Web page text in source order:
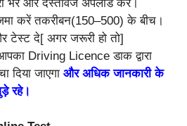
भरे और दस्तावेज अपलोड करें।
करें तकरीबन(150–500) के बीच।
टेस्ट दे[ अगर जरूरी हो तो]
Driving Licence डाक द्वारा
दिया जाएगा और अधिक जानकारी के
रहे।